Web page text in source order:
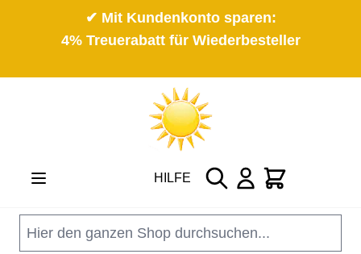
✔ Mit Kundenkonto sparen:
4% Treuerabatt für Wiederbesteller
HILFE Suche Cart